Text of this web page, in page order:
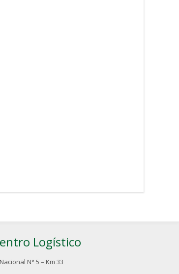
Logístico
N° 5 – Km 33